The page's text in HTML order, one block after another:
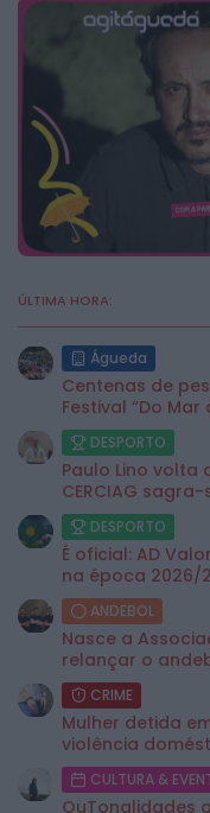
ÚLTIMA HORA:
Águeda
Centenas de
Festival “Do Mar
DESPORTO
Paulo Lino volta
CERCIAG
DESPORTO
É oficial: AD
na época 2026/
ANDEBOL
Nasce a
relançar o
CRIME
Mulher detida
violência
CULTURA &
OuTonalidades